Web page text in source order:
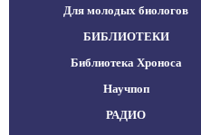
Для молодых биологов
БИБЛИОТЕКИ
Библиотека Хроноса
Научпоп
РАДИО